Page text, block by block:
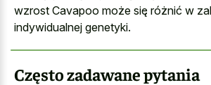
wzrost Cavapoo może się różnić w
indywidualnej genetyki.
Często zadawane pytania